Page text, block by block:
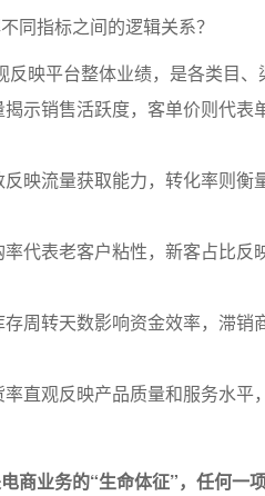
同指标之间的逻辑关系？
映平台整体业绩，是各类目、
示销售活跃度，客单价则代表
映流量获取能力，转化率则衡
代表老客户粘性，新客占比反
周转天数影响资金效率，滞销
直观反映产品质量和服务水平
商业务的“生命体征”，任何一